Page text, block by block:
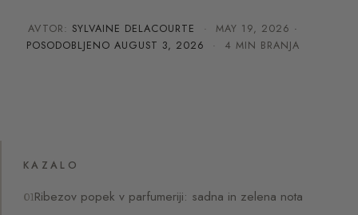
AVTOR: SYLVAINE DELACOURTE · MAY 19, 2026 ·
POSODOBLJENO AUGUST 3, 2026 · 4 MIN BRANJA
KAZALO
Ribezov popek v parfumeriji: sadna in zelena nota